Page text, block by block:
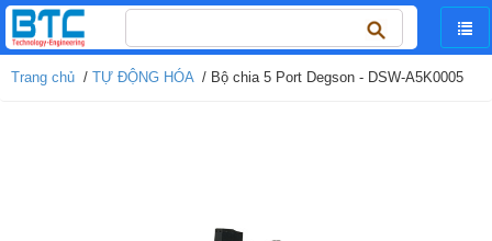
Tìm
kiếm
cho:
Trang chủ / TỰ ĐỘNG HÓA/ Bộ chia 5 Port Degson - DSW-A5K0005